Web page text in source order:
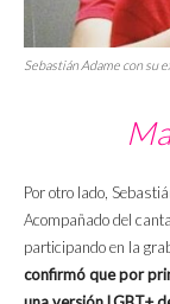
Sebastián Adame con su
Por otro lado,
Acompañado del
participando en la
confirmó que por